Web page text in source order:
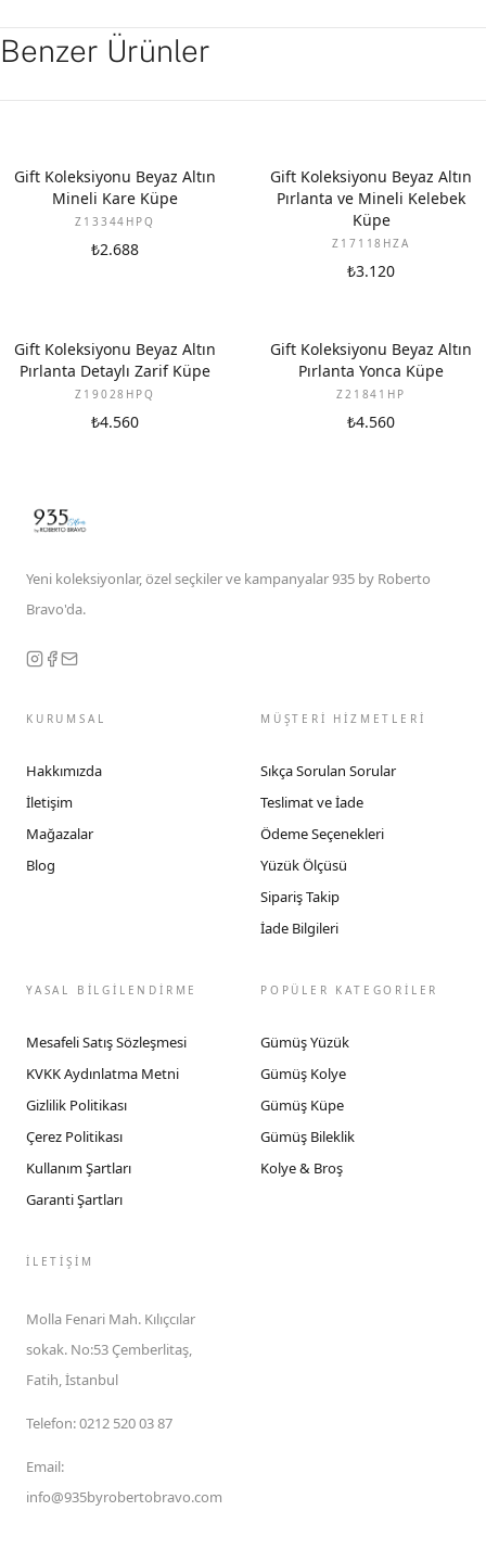
Benzer Ürünler
YENI
Gift Koleksiyonu Beyaz Altın
Mineli Kare Küpe
Z13344HPQ
₺2.688
YENI
Gift Koleksiyonu Beyaz Altın
Pırlanta ve Mineli Kelebek
Küpe
Z17118HZA
₺3.120
YENI
Gift Koleksiyonu Beyaz Altın
Pırlanta Detaylı Zarif Küpe
Z19028HPQ
₺4.560
YENI
Gift Koleksiyonu Beyaz Altın
Pırlanta Yonca Küpe
Z21841HP
₺4.560
Yeni koleksiyonlar, özel seçkiler ve kampanyalar 935 by Roberto
Bravo'da.
KURUMSAL
Hakkımızda
İletişim
Mağazalar
Blog
MÜŞTERİ HİZMETLERİ
Sıkça Sorulan Sorular
Teslimat ve İade
Ödeme Seçenekleri
Yüzük Ölçüsü
Sipariş Takip
İade Bilgileri
YASAL BİLGİLENDİRME
Mesafeli Satış Sözleşmesi
KVKK Aydınlatma Metni
Gizlilik Politikası
Çerez Politikası
Kullanım Şartları
Garanti Şartları
POPÜLER KATEGORİLER
Gümüş Yüzük
Gümüş Kolye
Gümüş Küpe
Gümüş Bileklik
Kolye & Broş
İLETIŞIM
Molla Fenari Mah. Kılıçcılar
sokak. No:53 Çemberlitaş,
Fatih, İstanbul
Telefon:0212 520 03 87
Email:
info@935byrobertobravo.com